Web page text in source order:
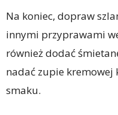
Na koniec, dopraw
innymi przyprawami
również dodać
nadać zupie kremowej
smaku.